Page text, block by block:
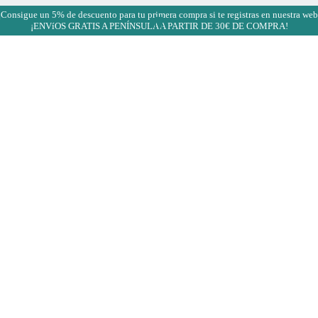
un 5% de descuento para tu primera compra si te registras en nuestra
¡ENVíOS GRATIS A PENÍNSULA A PARTIR DE 30€ DE COMPRA!